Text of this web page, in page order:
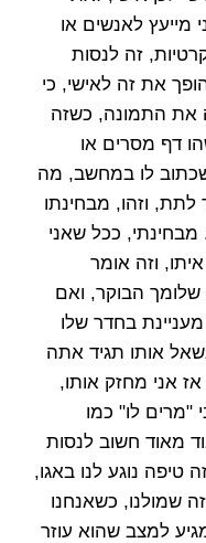
מייעץ לאנשים או
זה לנסות
את זה לאישי, כי
את התמונה, כשזה
דף מסרים או
שכתוב לו במחשב, מה
וזהו, מבחינתו
ככל שאני
וזה אומר
הבוקר, ואם
בחדר שלו
אותו תגיד אתה
אני מחזק אותו,
"מרים לו" כמו
מאוד חשוב לנסות
נוגע לנו באגו,
שמולנו, כשאנחנו
למצב שהוא עוזר